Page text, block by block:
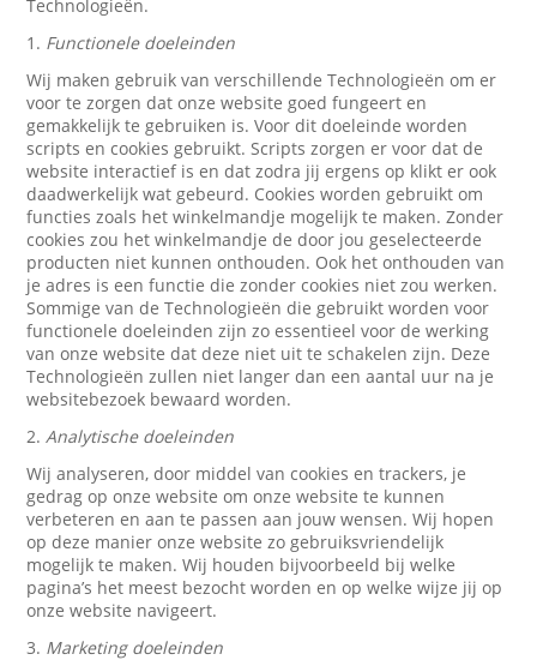
Technologieën.
1. Functionele doeleinden
Wij maken gebruik van verschillende Technologieën om er
voor te zorgen dat onze website goed fungeert en
gemakkelijk te gebruiken is. Voor dit doeleinde worden
scripts en cookies gebruikt. Scripts zorgen er voor dat de
website interactief is en dat zodra jij ergens op klikt er ook
daadwerkelijk wat gebeurd. Cookies worden gebruikt om
functies zoals het winkelmandje mogelijk te maken. Zonder
cookies zou het winkelmandje de door jou geselecteerde
producten niet kunnen onthouden. Ook het onthouden van
je adres is een functie die zonder cookies niet zou werken.
Sommige van de Technologieën die gebruikt worden voor
functionele doeleinden zijn zo essentieel voor de werking
van onze website dat deze niet uit te schakelen zijn. Deze
Technologieën zullen niet langer dan een aantal uur na je
websitebezoek bewaard worden.
2.Analytische doeleinden
Wij analyseren, door middel van cookies en trackers, je
gedrag op onze website om onze website te kunnen
verbeteren en aan te passen aan jouw wensen. Wij hopen
op deze manier onze website zo gebruiksvriendelijk
mogelijk te maken. Wij houden bijvoorbeeld bij welke
pagina’s het meest bezocht worden en op welke wijze jij op
onze website navigeert.
3. Marketing doeleinden